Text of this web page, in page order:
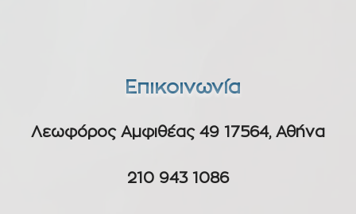
Επικοινωνία
Λεωφόρος Αμφιθέας 49 17564, Αθήνα
210 943 1086